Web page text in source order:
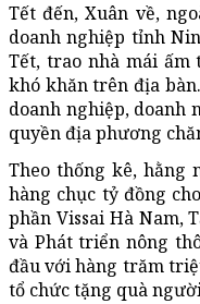
Tết đến, Xuân về,
doanh nghiệp tỉnh
Tết, trao nhà mái ấm
khó khăn trên địa
doanh nghiệp, doanh
quyền địa phương
Theo thống kê, hằng
hàng chục tỷ đồng
phần Vissai Hà Nam,
và Phát triển nông
đầu với hàng trăm
tổ chức tặng quà